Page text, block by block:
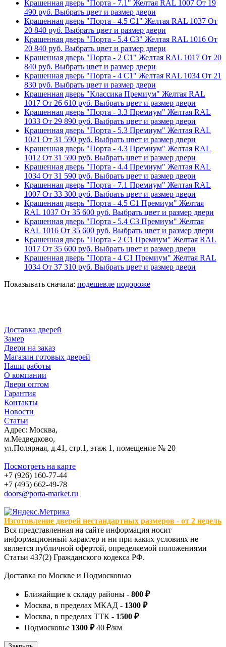
Крашенная дверь "Порта - 7.1" Желтая RAL 1007 От 19
490 руб. Выбрать цвет и размер двери
Крашенная дверь "Порта - 4.5 С1" Желтая RAL 1037 От
20 840 руб. Выбрать цвет и размер двери
Крашенная дверь "Порта - 5.4 С3" Желтая RAL 1016 От
20 840 руб. Выбрать цвет и размер двери
Крашенная дверь "Порта - 2 С1" Желтая RAL 1017 От 20
840 руб. Выбрать цвет и размер двери
Крашенная дверь "Порта - 4 С1" Желтая RAL 1034 От 21
830 руб. Выбрать цвет и размер двери
Крашенная дверь "Классика Премиум" Желтая RAL
1017 От 26 610 руб. Выбрать цвет и размер двери
Крашенная дверь "Порта - 3.3 Премиум" Желтая RAL
1033 От 29 890 руб. Выбрать цвет и размер двери
Крашенная дверь "Порта - 5.3 Премиум" Желтая RAL
1021 От 31 590 руб. Выбрать цвет и размер двери
Крашенная дверь "Порта - 4.3 Премиум" Желтая RAL
1012 От 31 590 руб. Выбрать цвет и размер двери
Крашенная дверь "Порта - 4.4 Премиум" Желтая RAL
1034 От 31 590 руб. Выбрать цвет и размер двери
Крашенная дверь "Порта - 7.1 Премиум" Желтая RAL
1007 От 33 300 руб. Выбрать цвет и размер двери
Крашенная дверь "Порта - 4.5 С1 Премиум" Желтая
RAL 1037 От 35 600 руб. Выбрать цвет и размер двери
Крашенная дверь "Порта - 5.4 С3 Премиум" Желтая
RAL 1016 От 35 600 руб. Выбрать цвет и размер двери
Крашенная дверь "Порта - 2 С1 Премиум" Желтая RAL
1017 От 35 600 руб. Выбрать цвет и размер двери
Крашенная дверь "Порта - 4 С1 Премиум" Желтая RAL
1034 От 37 310 руб. Выбрать цвет и размер двери
Показывать сначала: подешевле подороже
Доставка дверей
Замер
Двери на заказ
Магазин готовых дверей
Наши работы
О компании
Двери оптом
Гарантия
Контакты
Новости
Статьи
Адрес: Москва,
м.Медведково,
ул.Полярная, д.41, стр.1, этаж 1, помещение № 20
Посмотреть на карте
+7 (926) 160-77-44
+7 (495) 662-49-78
doors@porta-market.ru
Изготовление дверей нестандартных размеров - от 2 недель
Вся представленная на сайте информация носит
информационный характер и ни при каких условиях не
является публичной офертой, определяемой положениями
Статьи 437(2) Гражданского кодекса РФ.
Доставка по Москве и Подмосковью
Ближайщие к складу районы - 800 ₽
Москва, в пределах МКАД - 1300 ₽
Москва, в пределах ТТК - 1500 ₽
Подмосковье 1300 ₽40 ₽/км